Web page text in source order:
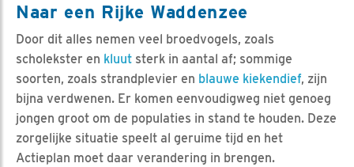
Naar een Rijke Waddenzee
Door dit alles nemen veel broedvogels, zoals
scholekster en kluut sterk in aantal af; sommige
soorten, zoals strandplevier en blauwe kiekendief, zijn
bijna verdwenen. Er komen eenvoudigweg niet genoeg
jongen groot om de populaties in stand te houden. Deze
zorgelijke situatie speelt al geruime tijd en het
Actieplan moet daar verandering in brengen.